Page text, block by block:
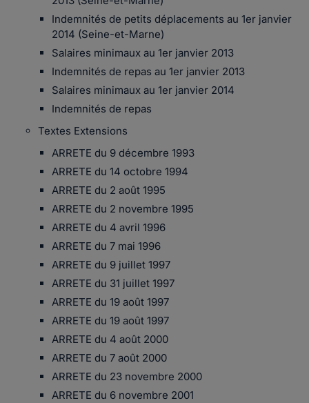
Indemnités de petits déplacements au 1er janvier
2014 (Seine-et-Marne)
Salaires minimaux au 1er janvier 2013
Indemnités de repas au 1er janvier 2013
Salaires minimaux au 1er janvier 2014
Indemnités de repas
Textes Extensions
ARRETE du 9 décembre 1993
ARRETE du 14 octobre 1994
ARRETE du 2 août 1995
ARRETE du 2 novembre 1995
ARRETE du 4 avril 1996
ARRETE du 7 mai 1996
ARRETE du 9 juillet 1997
ARRETE du 31 juillet 1997
ARRETE du 19 août 1997
ARRETE du 19 août 1997
ARRETE du 4 août 2000
ARRETE du 7 août 2000
ARRETE du 23 novembre 2000
ARRETE du 6 novembre 2001